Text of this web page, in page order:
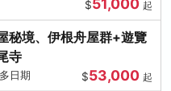
$51,000 起
秘境、伊根舟屋群+遊覽
寺
日期 $53,000 起